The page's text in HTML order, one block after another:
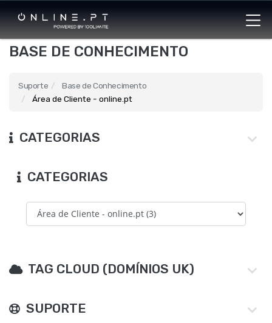
BASE DE CONHECIMENTO
Suporte
Base de Conhecimento
Área de Cliente - online.pt
CATEGORIAS
CATEGORIAS
TAG CLOUD (DOMÍNIOS UK)
SUPORTE